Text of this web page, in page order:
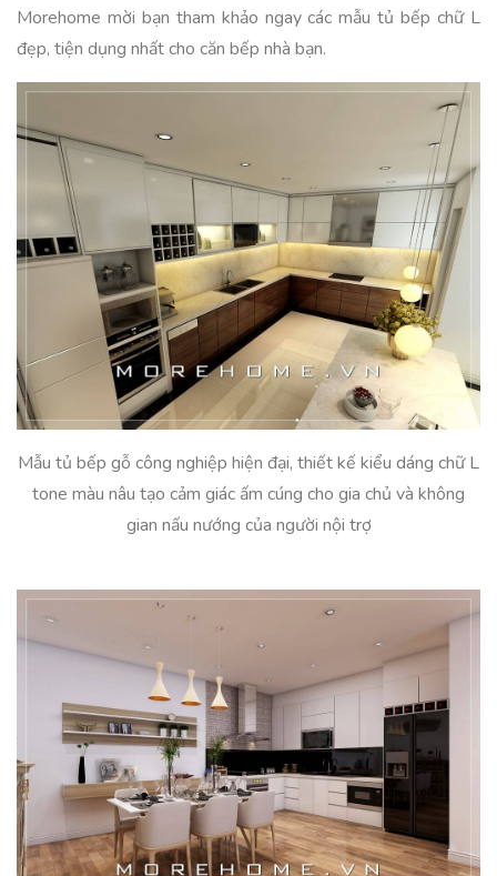
Morehome mời bạn tham khảo ngay các mẫu tủ bếp chữ L
đẹp, tiện dụng nhất cho căn bếp nhà bạn.
Mẫu tủ bếp gỗ công nghiệp hiện đại, thiết kế kiểu dáng chữ L
tone màu nâu tạo cảm giác ấm cúng cho gia chủ và không
gian nấu nướng của người nội trợ